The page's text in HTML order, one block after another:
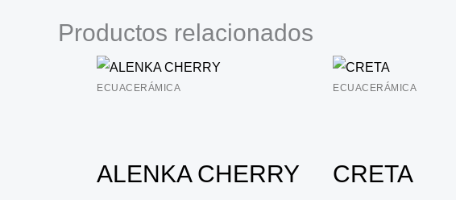
Productos relacionados
ECUACERÁMICA
ALENKA CHERRY
ECUACERÁMICA
CRETA